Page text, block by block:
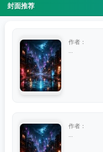
封面推荐
作者：
作者：